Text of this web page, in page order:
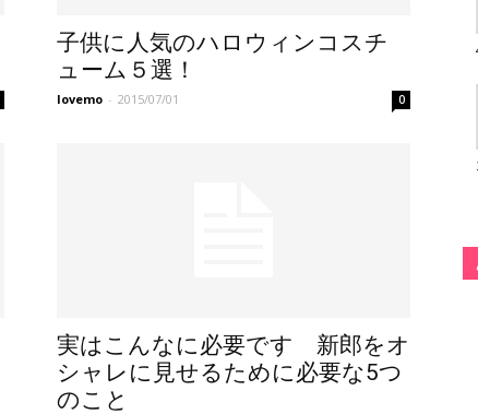
子供に人気のハロウィンコスチ
ューム５選！
lovemo - 2015/07/01 0
実はこんなに必要です 新郎をオ
シャレに見せるために必要な5つ
のこと